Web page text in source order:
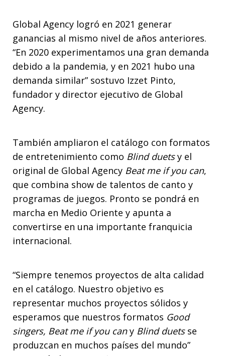
Global Agency logró en 2021 generar
ganancias al mismo nivel de años anteriores.
“En 2020 experimentamos una gran demanda
debido a la pandemia, y en 2021 hubo una
demanda similar” sostuvo Izzet Pinto,
fundador y director ejecutivo de Global
Agency.
También ampliaron el catálogo con formatos
de entretenimiento como Blind duetsy el
original de Global Agency Beat me if you can,
que combina show de talentos de canto y
programas de juegos. Pronto se pondrá en
marcha en Medio Oriente y apunta a
convertirse en una importante franquicia
internacional.
“Siempre tenemos proyectos de alta calidad
en el catálogo. Nuestro objetivo es
representar muchos proyectos sólidos y
esperamos que nuestros formatos Good
singers, Beat me if you cany Blind duetsse
produzcan en muchos países del mundo”